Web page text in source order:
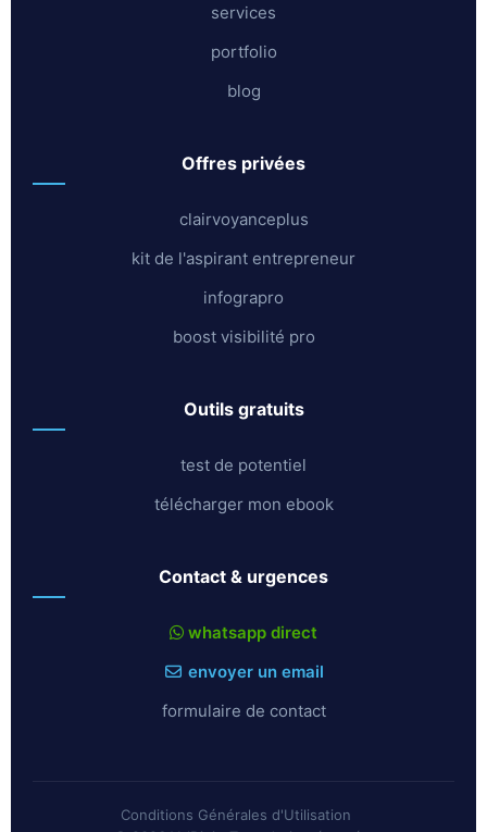
services
portfolio
blog
offres privées
clairvoyanceplus
kit de l'aspirant entrepreneur
infograpro
boost visibilité pro
outils gratuits
test de potentiel
télécharger mon ebook
contact & urgences
whatsapp direct
envoyer un email
formulaire de contact
Conditions Générales d'Utilisation